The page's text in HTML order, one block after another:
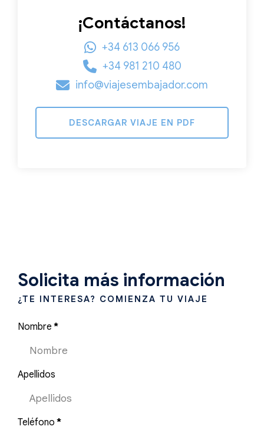
¡Contáctanos!
+34 613 066 956
+34 981 210 480
info@viajesembajador.com
DESCARGAR VIAJE EN PDF
Solicita más información
¿TE INTERESA? COMIENZA TU VIAJE
Nombre *
Apellidos
Teléfono *